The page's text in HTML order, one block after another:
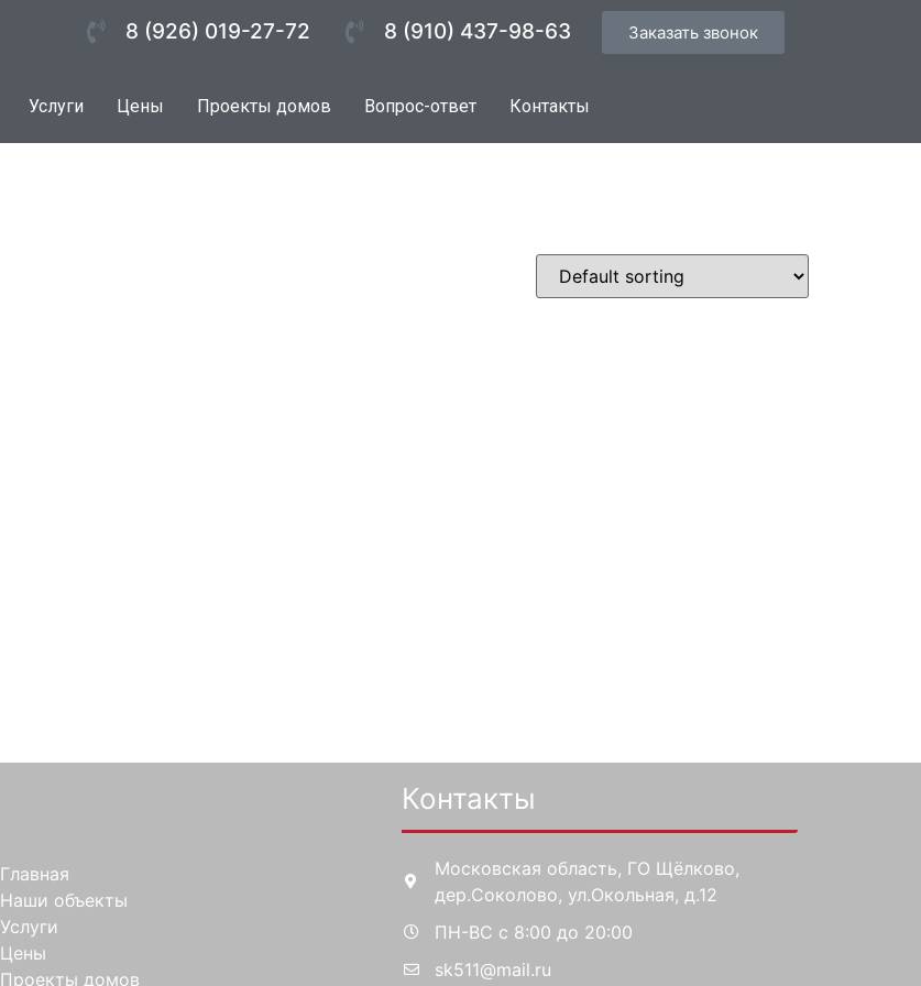
8 (926) 019-27-72 8 (910) 437-98-63 Заказать звонок
Услуги Цены Проекты домов Вопрос-ответ Контакты
Главная
Наши объекты
Услуги
Цены
Проекты домов
Контакты
Московская область, ГО Щёлково,
дер.Соколово, ул.Окольная, д.12
ПН-ВС с 8:00 до 20:00
sk511@mail.ru